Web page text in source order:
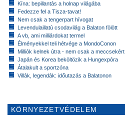
Kína: bepillantás a holnap világába
Fedezze fel a Tisza-tavat!
Nem csak a tengerpart hívogat
Levendulaillatú csodavilág a Balaton fölött
A vb, ami milliárdokat termel
Élményekkel teli hétvége a MondoConon
Milliók kelnek útra - nem csak a meccsekért
Japán és Korea beköltözik a Hungexpóra
Átalakult a sportzóna
Villák, legendák: időutazás a Balatonon
KÖRNYEZETVÉDELEM